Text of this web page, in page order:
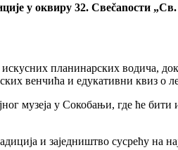
у оквиру 32. Свеčanости
планинарских водича,
венчића и едукативни квиз о
музеја у Сокобањи, где ће
и заједништво сусрећу на